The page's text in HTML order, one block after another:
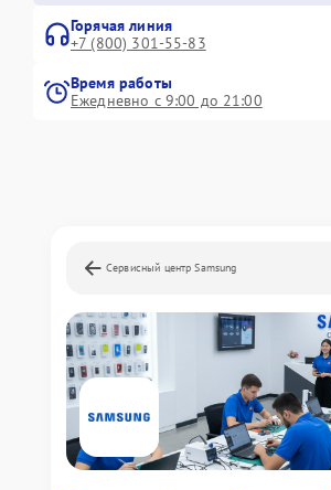
Горячая линия
+7 (800) 301-55-83
Время работы
Ежедневно с 9:00 до 21:00
Сервисный центр Samsung